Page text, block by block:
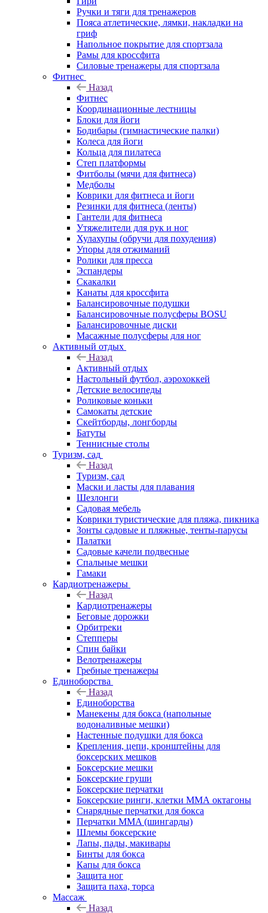
Ручки и тяги для тренажеров
Пояса атлетические, лямки, накладки на
гриф
Напольное покрытие для спортзала
Рамы для кроссфита
Силовые тренажеры для спортзала
Фитнес
Назад
Фитнес
Координационные лестницы
Блоки для йоги
Бодибары (гимнастические палки)
Колеса для йоги
Кольца для пилатеса
Степ платформы
Фитболы (мячи для фитнеса)
Медболы
Коврики для фитнеса и йоги
Резинки для фитнеса (ленты)
Гантели для фитнеса
Утяжелители для рук и ног
Хулахупы (обручи для похудения)
Упоры для отжиманий
Ролики для пресса
Эспандеры
Скакалки
Канаты для кроссфита
Балансировочные подушки
Балансировочные полусферы BOSU
Балансировочные диски
Масажные полусферы для ног
Активный отдых
Назад
Активный отдых
Настольный футбол, аэрохоккей
Детские велосипеды
Роликовые коньки
Самокаты детские
Скейтборды, лонгборды
Батуты
Теннисные столы
Туризм, сад
Назад
Туризм, сад
Маски и ласты для плавания
Шезлонги
Садовая мебель
Коврики туристические для пляжа, пикника
Зонты садовые и пляжные, тенты-парусы
Палатки
Садовые качели подвесные
Спальные мешки
Гамаки
Кардиотренажеры
Назад
Кардиотренажеры
Беговые дорожки
Орбитреки
Степперы
Спин байки
Велотренажеры
Гребные тренажеры
Единоборства
Назад
Единоборства
Манекены для бокса (напольные
водоналивные мешки)
Настенные подушки для бокса
Крепления, цепи, кронштейны для
боксерских мешков
Боксерские мешки
Боксерские груши
Боксерские перчатки
Боксерские ринги, клетки ММА октагоны
Снарядные перчатки для бокса
Перчатки MMA (шингарды)
Шлемы боксерские
Лапы, пады, макивары
Бинты для бокса
Капы для бокса
Защита ног
Защита паха, торса
Массаж
Назад